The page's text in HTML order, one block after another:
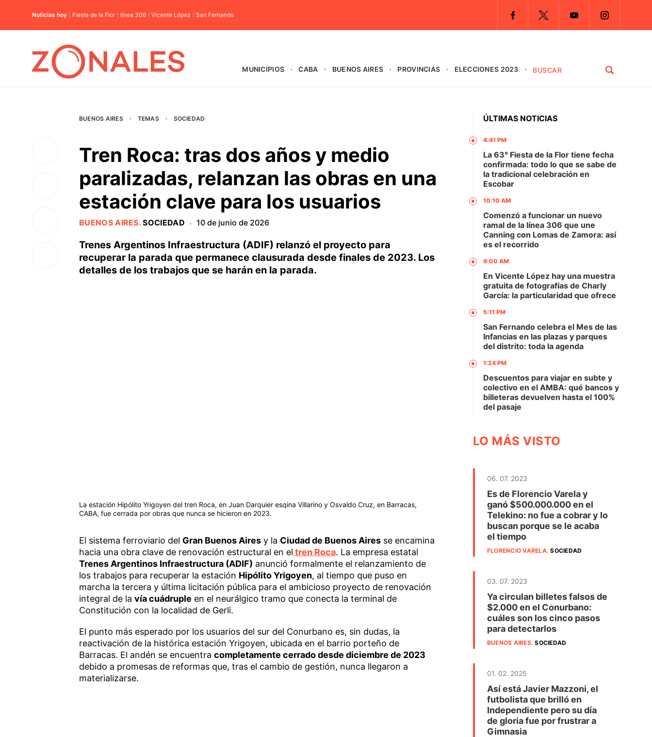
Noticias hoy Fiesta de la Flor línea 306 Vicente López San Fernando
MUNICIPIOS CABA BUENOS AIRES PROVINCIAS ELECCIONES 2023
BUENOS AIRES · TEMAS · SOCIEDAD
Tren Roca: tras dos años y medio
paralizadas, relanzan las obras en una
estación clave para los usuarios
BUENOS AIRES.SOCIEDAD · 10 de junio de 2026
Trenes Argentinos Infraestructura (ADIF) relanzó el proyecto para
recuperar la parada que permanece clausurada desde finales de 2023. Los
detalles de los trabajos que se harán en la parada.
La estación Hipólito Yrigoyen del tren Roca, en Juan Darquier esqina Villarino y Osvaldo Cruz, en Barracas,
CABA, fue cerrada por obras que nunca se hicieron en 2023.
El sistema ferroviario del Gran Buenos Airesy la Ciudad de Buenos Airesse encamina
hacia una obra clave de renovación estructural en el tren Roca. La empresa estatal
Trenes Argentinos Infraestructura (ADIF) anunció formalmente el relanzamiento de
los trabajos para recuperar la estación Hipólito Yrigoyen, al tiempo que puso en
marcha la tercera y última licitación pública para el ambicioso proyecto de renovación
integral de la vía cuádruple en el neurálgico tramo que conecta la terminal de
Constitución con la localidad de Gerli.
El punto más esperado por los usuarios del sur del Conurbano es, sin dudas, la
reactivación de la histórica estación Yrigoyen, ubicada en el barrio porteño de
Barracas. El andén se encuentra completamente cerrado desde diciembre de 2023
debido a promesas de reformas que, tras el cambio de gestión, nunca llegaron a
materializarse.
ÚLTIMAS NOTICIAS
4:41 PM
La 63° Fiesta de la Flor tiene fecha
confirmada: todo lo que se sabe de
la tradicional celebración en
Escobar
10:10 AM
Comenzó a funcionar un nuevo
ramal de la línea 306 que une
Canning con Lomas de Zamora: así
es el recorrido
9:00 AM
En Vicente López hay una muestra
gratuita de fotografías de Charly
García: la particularidad que ofrece
5:11 PM
San Fernando celebra el Mes de las
Infancias en las plazas y parques
del distrito: toda la agenda
1:24 PM
Descuentos para viajar en subte y
colectivo en el AMBA: qué bancos y
billeteras devuelven hasta el 100%
del pasaje
LO MÁS VISTO
06. 07. 2023
Es de Florencio Varela y
ganó $500.000.000 en el
Telekino: no fue a cobrar y lo
buscan porque se le acaba
el tiempo
FLORENCIO VARELA.SOCIEDAD
03. 07. 2023
Ya circulan billetes falsos de
$2.000 en el Conurbano:
cuáles son los cinco pasos
para detectarlos
BUENOS AIRES.SOCIEDAD
01. 02. 2025
Así está Javier Mazzoni, el
futbolista que brilló en
Independiente pero su día
de gloria fue por frustrar a
Gimnasia